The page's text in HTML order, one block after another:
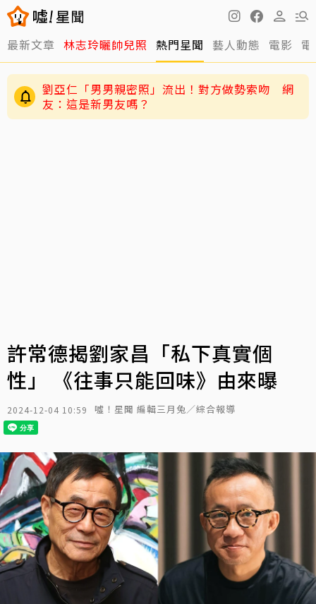
最新文章 林志玲曬帥兒照 熱門星聞 藝人動態 電影
劉亞仁「男男親密照」流出！對方做勢索吻 網
友：這是新男友嗎？
許常德揭劉家昌「私下真實個
性」 《往事只能回味》由來曝
2024-12-04 10:59 噓！星聞 編輯三月兔／綜合報導